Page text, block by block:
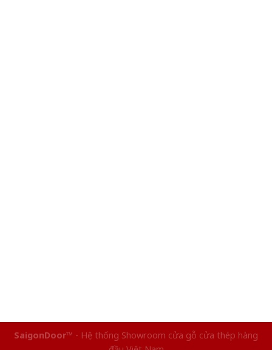
SaigonDoor™ - Hệ thống Showroom cửa gỗ cửa thép hàng